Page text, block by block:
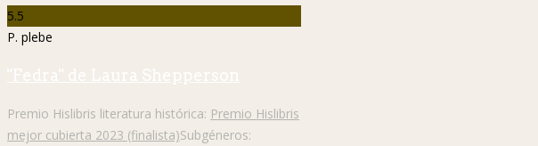
5.5
P. plebe
"Fedra" de Laura Shepperson
Premio Hislibris literatura histórica: Premio Hislibris
mejor cubierta 2023 (finalista)Subgéneros: